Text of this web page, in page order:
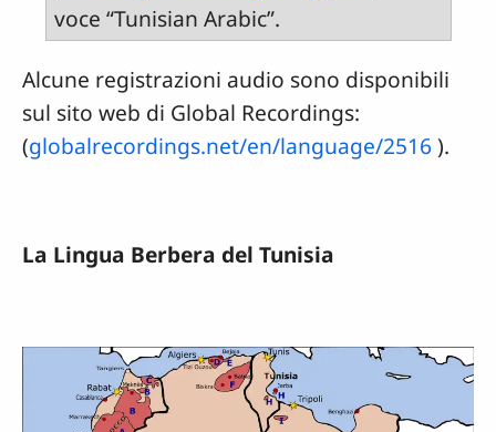
voce “Tunisian Arabic”.
Alcune registrazioni audio sono disponibili
sul sito web di Global Recordings:
(globalrecordings.net/en/language/2516 ).
La Lingua Berbera del Tunisia